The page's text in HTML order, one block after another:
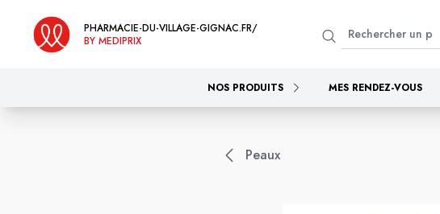
PHARMACIE-DU-VILLAGE-GIGNAC.FR/
BY MEDIPRIX
NOS PRODUITS MES RENDEZ-VOUS
Peaux